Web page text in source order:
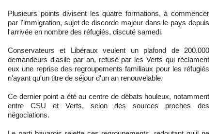
Plusieurs points divisent les quatre formations, à commencer
par l'immigration, sujet de discorde majeur dans le pays depuis
l'arrivée en nombre des réfugiés, discuté samedi.
Conservateurs et Libéraux veulent un plafond de 200.000
demandeurs d'asile par an, refusé par les Verts qui réclament
eux une reprise des regroupements familiaux pour les réfugiés
n'ayant qu'un titre de séjour d'un an renouvelable.
Ce dernier point a été au centre de débats houleux, notamment
entre CSU et Verts, selon des sources proches des
négociations.